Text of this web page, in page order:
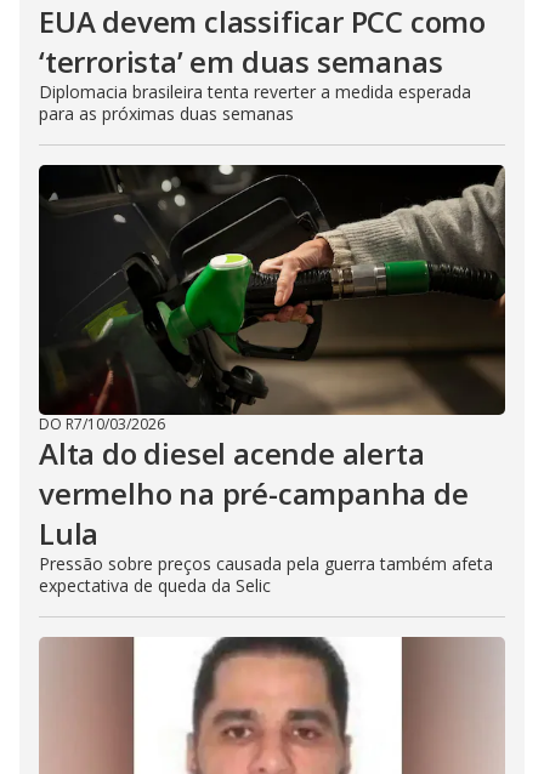
EUA devem classificar PCC como
‘terrorista’ em duas semanas
Diplomacia brasileira tenta reverter a medida esperada
para as próximas duas semanas
DO R7/10/03/2026
Alta do diesel acende alerta
vermelho na pré-campanha de
Lula
Pressão sobre preços causada pela guerra também afeta
expectativa de queda da Selic